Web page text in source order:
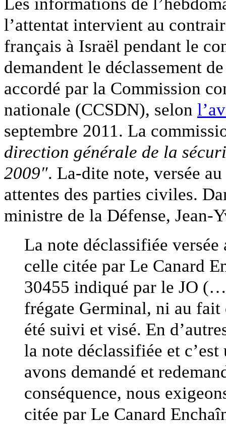
l’attentat intervient au
français à Israël pendant le
demandent le déclassement
accordé par la Commission
nationale (CCSDN), selon
septembre 2011. La
direction générale de la
2009″. La-dite note, versée
attentes des parties civiles.
ministre de la Défense, Jean-
La note déclassifiée versée
celle citée par Le Canard
30455 indiqué par le JO
frégate Germinal, ni au fait
été suivi et visé. En
la note déclassifiée et
avons demandé et
conséquence, nous
citée par Le Canard